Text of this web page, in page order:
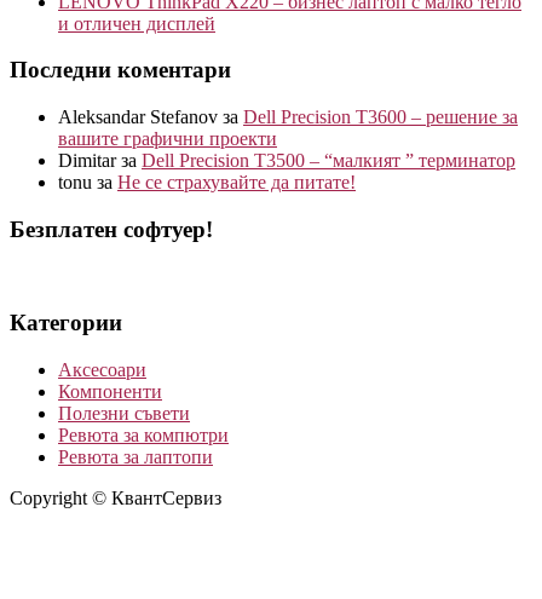
и отличен дисплей
Последни коментари
Aleksandar Stefanov за Dell Precision T3600 – решение за
вашите графични проекти
Dimitarза Dell Precision T3500 – “малкият ” терминатор
tonu за Не се страхувайте да питате!
Безплатен софтуер!
Категории
Аксесоари
Компоненти
Полезни съвети
Ревюта за компютри
Ревюта за лаптопи
Copyright © КвантСервиз